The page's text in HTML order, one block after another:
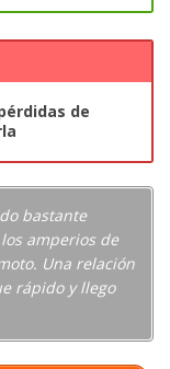
de
bastante
amperios de
Una relación
rápido y llego